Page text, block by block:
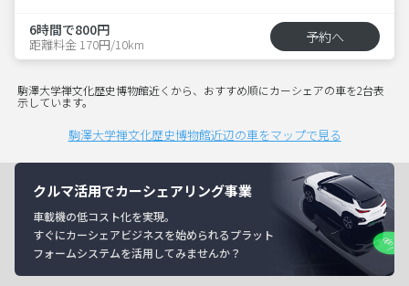
6時間で800円
距離料金 170円/10km 予約へ
駒澤大学禅文化歴史博物館近くから、おすすめ順にカーシェアの車を2台表
示しています。
駒澤大学禅文化歴史博物館近辺の車をマップで見る
クルマ活用でカーシェアリング事業
車載機の低コスト化を実現。
すぐにカーシェアビジネスを始められるプラット
フォームシステムを活用してみませんか？